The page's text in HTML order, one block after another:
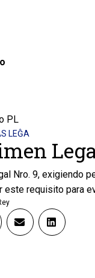
LEĜA
Nro. 9, exigiendo
requisito para